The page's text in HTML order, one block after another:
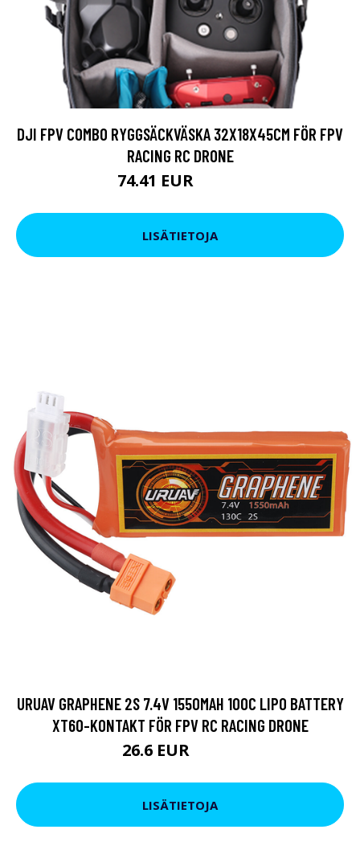
DJI FPV COMBO RYGGSÄCKVÄSKA 32X18X45CM FÖR FPV
RACING RC DRONE
74.41 EUR
LISÄTIETOJA
URUAV GRAPHENE 2S 7.4V 1550MAH 100C LIPO BATTERY
XT60-KONTAKT FÖR FPV RC RACING DRONE
26.6 EUR
LISÄTIETOJA